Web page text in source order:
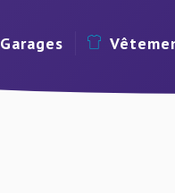
Garages